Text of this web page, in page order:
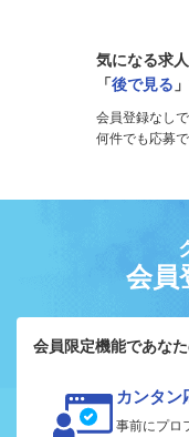
気になる求
「後で見る
会員登録なしで
何件でも応募で
会員
会員限定機能であな
カンタン
事前にプロ